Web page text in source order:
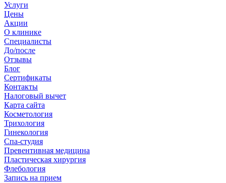
Услуги
Цены
Акции
О клинике
Специалисты
До/после
Отзывы
Блог
Сертификаты
Контакты
Налоговый вычет
Карта сайта
Косметология
Трихология
Гинекология
Спа-студия
Превентивная медицина
Пластическая хирургия
Флебология
Запись на прием